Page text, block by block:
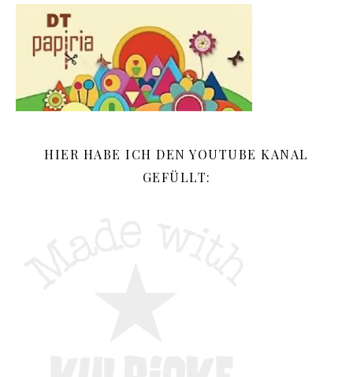
HIER HABE ICH DEN YOUTUBE KANAL
GEFÜLLT: